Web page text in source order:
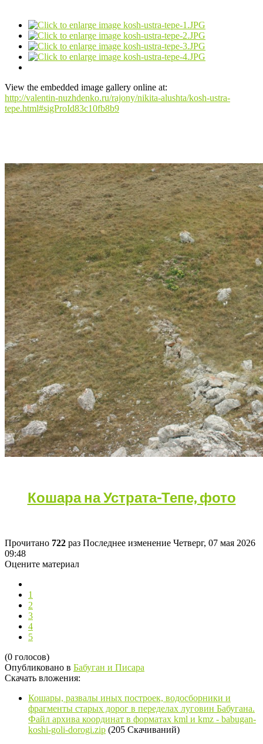
View the embedded image gallery online at:
http://valentin-nuzhdenko.ru/rajony/nikita-alushta/kosh-ustra-
tepe.html#sigProId83c10fb8b9
Кошара на Устрата-Тепе, фото
Прочитано 722 раз Последнее изменение Четверг, 07 мая 2026
09:48
Оцените материал
1
2
3
4
5
(0 голосов)
Опубликовано в Бабуган и Писара
Скачать вложения:
Кошары, развалы иных построек, водосборники и
фрагменты старых дорог в переделах луговин Бабугана.
Файл архива координат в форматах kml и kmz - babugan-
koshi-goli-dorogi.zip (205 Скачиваний)